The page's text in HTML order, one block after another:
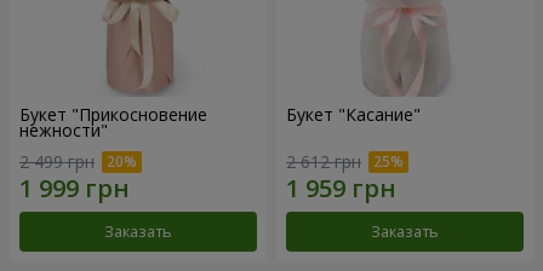
Букет "Прикосновение
нежности"
2 499 грн
Заказать
Букет "Касание"
2 612 грн
Заказать